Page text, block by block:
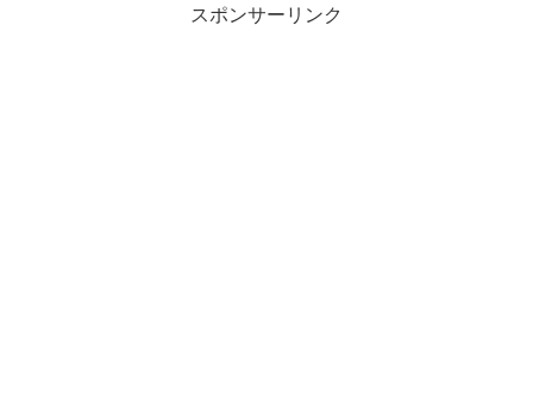
スポンサーリンク